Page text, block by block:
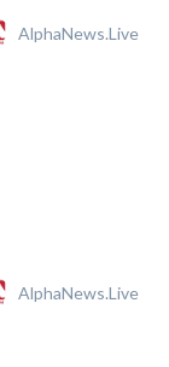
AlphaNews.Live
AlphaNews.Live